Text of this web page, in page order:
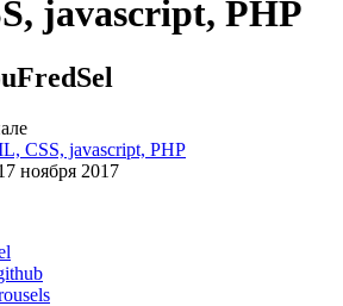
javascript, PHP
CSS, javascript, PHP
ноября 2017